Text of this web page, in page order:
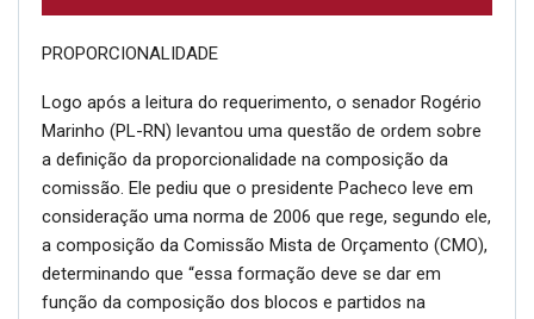
PROPORCIONALIDADE
Logo após a leitura do requerimento, o senador Rogério
Marinho (PL-RN) levantou uma questão de ordem sobre
a definição da proporcionalidade na composição da
comissão. Ele pediu que o presidente Pacheco leve em
consideração uma norma de 2006 que rege, segundo ele,
a composição da Comissão Mista de Orçamento (CMO),
determinando que “essa formação deve se dar em
função da composição dos blocos e partidos na